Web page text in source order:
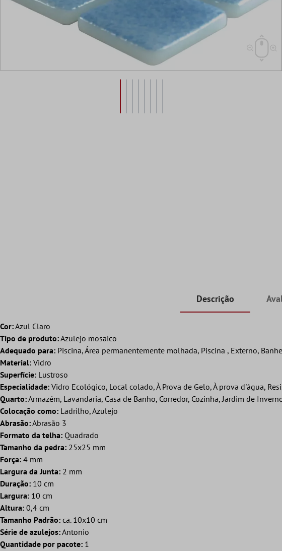
Descrição
Cor:Azul Claro
Tipo de produto:Azulejo mosaico
Adequado para: Piscina, Área permanentemente molhada, Piscina , Externo,
Material: Vidro
Superfície: Lustroso
Especialidade: Vidro Ecológico, Local colado, À Prova de Gelo, À prova d'água,
Quarto:Armazém, Lavandaria, Casa de Banho, Corredor, Cozinha, Jardim de
Colocação como: Ladrilho, Azulejo
Abrasão:Abrasão 3
Formato da telha: Quadrado
Tamanho da pedra: 25x25 mm
Força: 4 mm
Largura da Junta: 2 mm
Duração: 10 cm
Largura: 10 cm
Altura: 0,4 cm
Tamanho Padrão: ca. 10x10 cm
Série de azulejos:Antonio
Quantidade por pacote: 1